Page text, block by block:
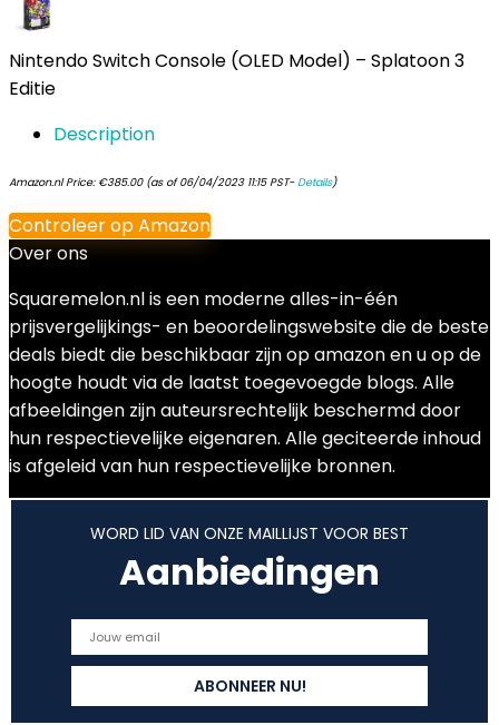
Nintendo Switch Console (OLED Model) – Splatoon 3
Editie
Description
Amazon.nl Price: €385.00(as of 06/04/2023 11:15 PST-Details)
Controleer op Amazon
Over ons
Squaremelon.nl is een moderne alles-in-één
prijsvergelijkings- en beoordelingswebsite die de beste
deals biedt die beschikbaar zijn op amazon en u op de
hoogte houdt via de laatst toegevoegde blogs. Alle
afbeeldingen zijn auteursrechtelijk beschermd door
hun respectievelijke eigenaren. Alle geciteerde inhoud
is afgeleid van hun respectievelijke bronnen.
WORD LID VAN ONZE MAILLIJST VOOR BEST
Aanbiedingen